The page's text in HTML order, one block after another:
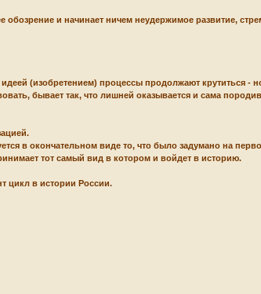
и начинает ничем неудержимое развитие,
(изобретением) процессы продолжают крутиться -
бывает так, что лишней оказывается и сама
в окончательном виде то, что было задумано на
тот самый вид в котором и войдет в историю.
цикл в истории России.